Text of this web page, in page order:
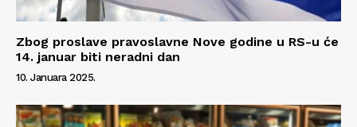
Zbog proslave pravoslavne Nove godine u RS-u će
14. januar biti neradni dan
10. Januara 2025.